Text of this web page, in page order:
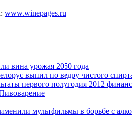
www.winepages.ru
вина урожая 2050 года
выпил по ведру чистого
первого полугодия 2012
мультфильмы в борьбе с